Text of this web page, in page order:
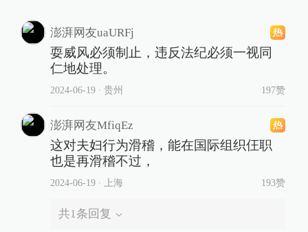
澎湃网友uaURFj
耍威风必须制止，违反法纪必须一视同
仁地处理。
2024-06-19∙ 贵州 197赞
澎湃网友MfiqEz
这对夫妇行为滑稽，能在国际组织仼职
也是再滑稽不过，
2024-06-19∙ 上海 193赞
共1 条回复